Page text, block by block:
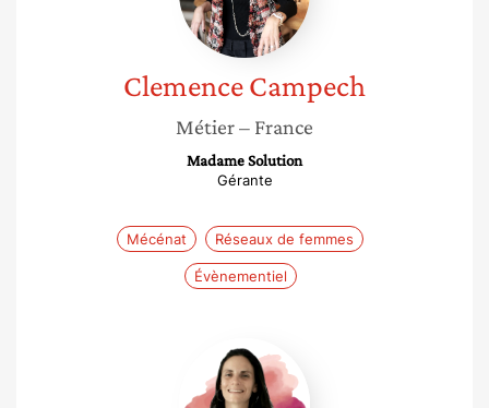
ClemenceCampech
Métier– France
Madame Solution
Gérante
Mécénat Réseaux de femmes
Évènementiel
Cécile
Simonnot